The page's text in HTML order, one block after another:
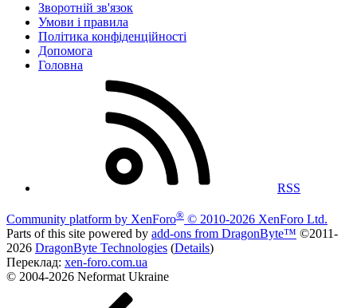
Зворотній зв'язок
Умови і правила
Політика конфіденційності
Дoпoмoга
Головна
RSS
Community platform by XenForo® © 2010-2026 XenForo Ltd.
Parts of this site powered by add-ons from DragonByte™ ©2011-
2026 DragonByte Technologies (Details)
Переклад: xen-foro.com.ua
© 2004-2026 Neformat Ukraine